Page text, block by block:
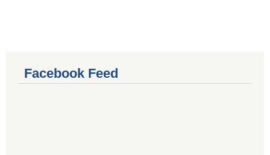
Facebook Feed